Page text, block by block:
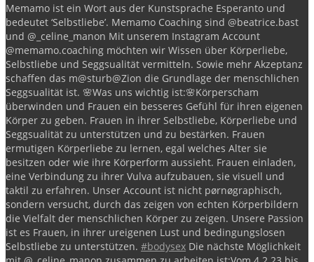
Memamo ist ein Wort aus der Kunstsprache Esperanto und
bedeutet ‘Selbstliebe’. Memamo Coaching sind @beatrice.bast
und @_celine_manon Mit unserem Instagram Account
@memamo.coaching möchten wir Wissen über Körperliebe,
Selbstliebe und Seggsualität vermitteln. Sowie mehr Akzeptanz
schaffen das m@sturb@Zion die Grundlage der menschlichen
Seggsualität ist. 🌸Was uns wichtig ist:🌸Körperscham
überwinden und Frauen ein besseres Gefühl für ihren eigenen
Körper zu geben. Frauen in ihrer Selbstliebe, Körperliebe und
Seggsualität zu unterstützen und zu bestärken. Frauen
ermutigen Körperliebe zu lernen, egal welches Alter sie
besitzen oder wie ihre Körperform aussieht. Frauen einladen,
eine Verbindung zu ihrer Vulva aufzubauen, sie visuell und
taktil zu erfahren. Unser Account ist nicht pørnøgraphisch,
sondern versucht, durch das zeigen von echten Körperbildern
die Vielfalt der menschlichen Körper zu zeigen. Unsere Passion
ist es Frauen, in ihrer ureigenen Lust und bedingungslosen
Selbstliebe zu unterstützen. #bodysex Die nächste Möglichkeit